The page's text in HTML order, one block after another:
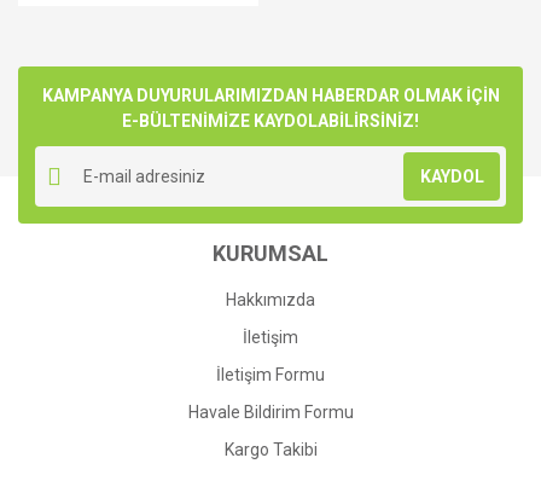
KAMPANYA DUYURULARIMIZDAN HABERDAR OLMAK İÇİN
E-BÜLTENİMİZE KAYDOLABİLİRSİNİZ!
KAYDOL
KURUMSAL
Hakkımızda
İletişim
İletişim Formu
Havale Bildirim Formu
Kargo Takibi